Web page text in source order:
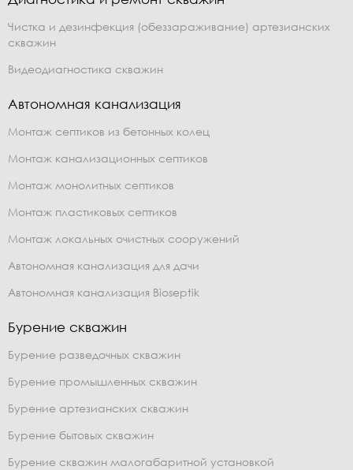
Чистка и дезинфекция (обеззараживание) артезианских
скважин
Видеодиагностика скважин
Автономная канализация
Монтаж септиков из бетонных колец
Монтаж канализационных септиков
Монтаж монолитных септиков
Монтаж пластиковых септиков
Монтаж локальных очистных сооружений
Автономная канализация для дачи
Автономная канализация Bioseptik
Бурение скважин
Бурение разведочных скважин
Бурение промышленных скважин
Бурение артезианских скважин
Бурение бытовых скважин
Бурение скважин малогабаритной установкой